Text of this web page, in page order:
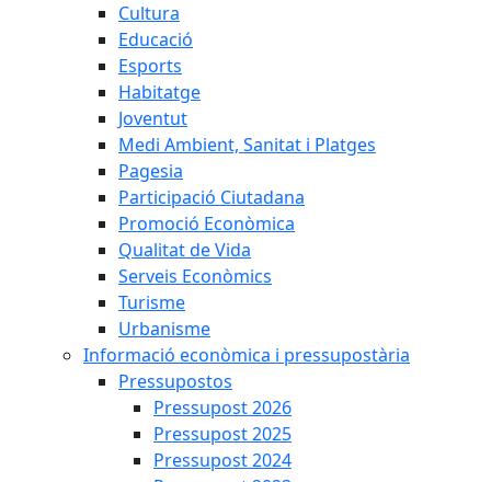
Cultura
Educació
Esports
Habitatge
Joventut
Medi Ambient, Sanitat i Platges
Pagesia
Participació Ciutadana
Promoció Econòmica
Qualitat de Vida
Serveis Econòmics
Turisme
Urbanisme
Informació econòmica i pressupostària
Pressupostos
Pressupost 2026
Pressupost 2025
Pressupost 2024